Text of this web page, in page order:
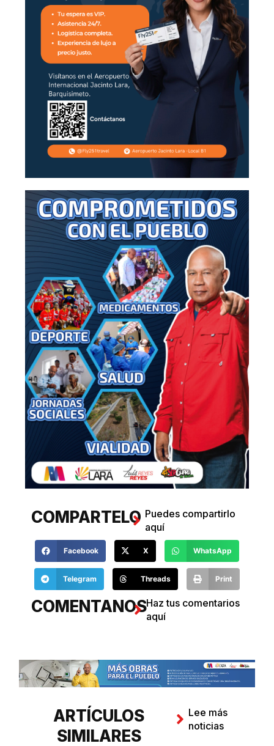
COMPARTELO Puedes compartirlo
aquí
Facebook X WhatsApp
Telegram Threads Print
COMENTANOSHaz tus comentarios
aquí
ARTÍCULOS
SIMILARES
Lee más
noticias